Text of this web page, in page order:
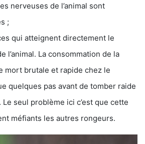
nerveuses de l’animal sont
;
qui atteignent directement le
l’animal. La consommation de la
mort brutale et rapide chez le
quelques pas avant de tomber raide
Le seul problème ici c’est que cette
méfiants les autres rongeurs.